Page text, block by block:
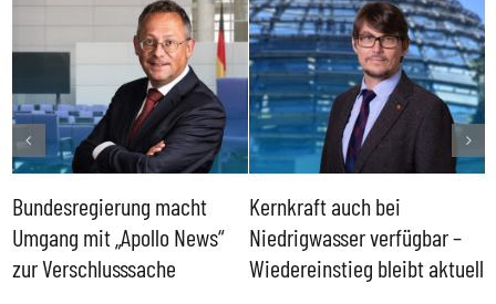
Bundesregierung macht
Umgang mit „Apollo News“
zur Verschlusssache
Kernkraft auch bei
Niedrigwasser verfügbar –
Wiedereinstieg bleibt aktuell